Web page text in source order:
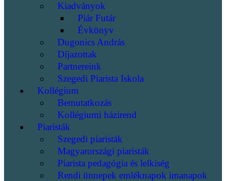
Kiadványok
Piár Futár
Évkönyv
Dugonics András
Díjazottak
Partnereink
Szegedi Piarista Iskola
Kollégium
Bemutatkozás
Kollégiumi házirend
Piaristák
Szegedi piaristák
Magyarországi piaristák
Piarista pedagógia és lelkiség
Rendi ünnepek emléknapok imanapok